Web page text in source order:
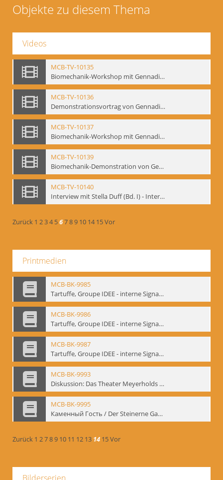
Objekte zu diesem Thema
Videos
MCB-TV-10135
Biomechanik-Workshop mit Gennadij Bogdanow, Berlin 1991 - Interne Signatur: BM-vid-50
MCB-TV-10136
Demonstrationsvortrag von Gennadij Bogdanow, Frankfurt a.M., 1992 - Interne Signatur: BM-vid-51
MCB-TV-10137
Biomechanik-Workshop mit Gennadij Bogdanow, Mime Centrum Berlin, Oktober 1992 - Interne Signatur: BM-vid-53
MCB-TV-10139
Biomechanik-Demonstration von Gennadij Bogdanow im Filmtheater am Friedrichshain, Oktober 1992 - Interne Signatur: BM-vid-56
MCB-TV-10140
Interview mit Stella Duff (Bd. I) - Interne Signatur: BM-vid-57
Zurück 1 234 56789 10 14 15Vor
Printmedien
MCB-BK-9985
Tartuffe, Groupe IDEE - interne Signatur: BM-prt-192
MCB-BK-9986
Tartuffe, Groupe IDEE - interne Signatur: BM-prt-193
MCB-BK-9987
Tartuffe, Groupe IDEE - interne Signatur: BM-prt-194
MCB-BK-9993
Diskussion: Das Theater Meyerholds und die Biomechanik, 18.09.1995 - interne Signatur: BM-prt-200
MCB-BK-9995
Каменный Гость / Der Steinerne Gast - interne Signatur: BM-prt-202
Zurück 1 2789 10 11 12 13 14 15Vor